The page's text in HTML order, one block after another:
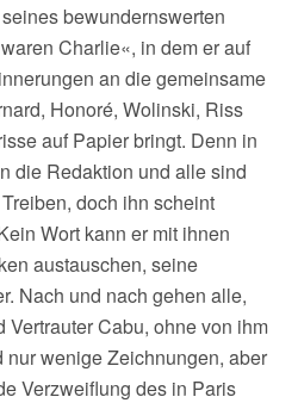
bewundernswerten
Charlie«, in dem er auf
an die gemeinsame
Honoré, Wolinski, Riss
auf Papier bringt. Denn in
die Redaktion und alle sind
doch ihn scheint
Wort kann er mit ihnen
austauschen, seine
Nach und nach gehen alle,
Vertrauter Cabu, ohne von ihm
nur wenige Zeichnungen, aber
Verzweiflung des in Paris